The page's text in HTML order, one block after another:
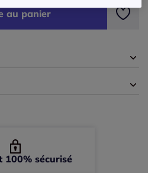
au panier
100% sécurisé